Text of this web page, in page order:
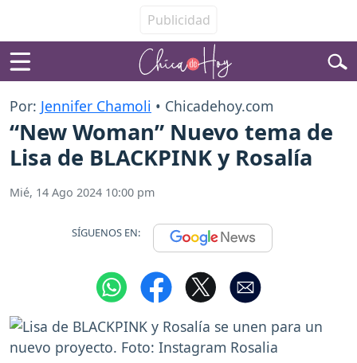
Por: Jennifer Chamoli • Chicadehoy.com
“New Woman” Nuevo tema de
Lisa de BLACKPINK y Rosalía
Mié, 14 Ago 2024 10:00 pm
SÍGUENOS EN: